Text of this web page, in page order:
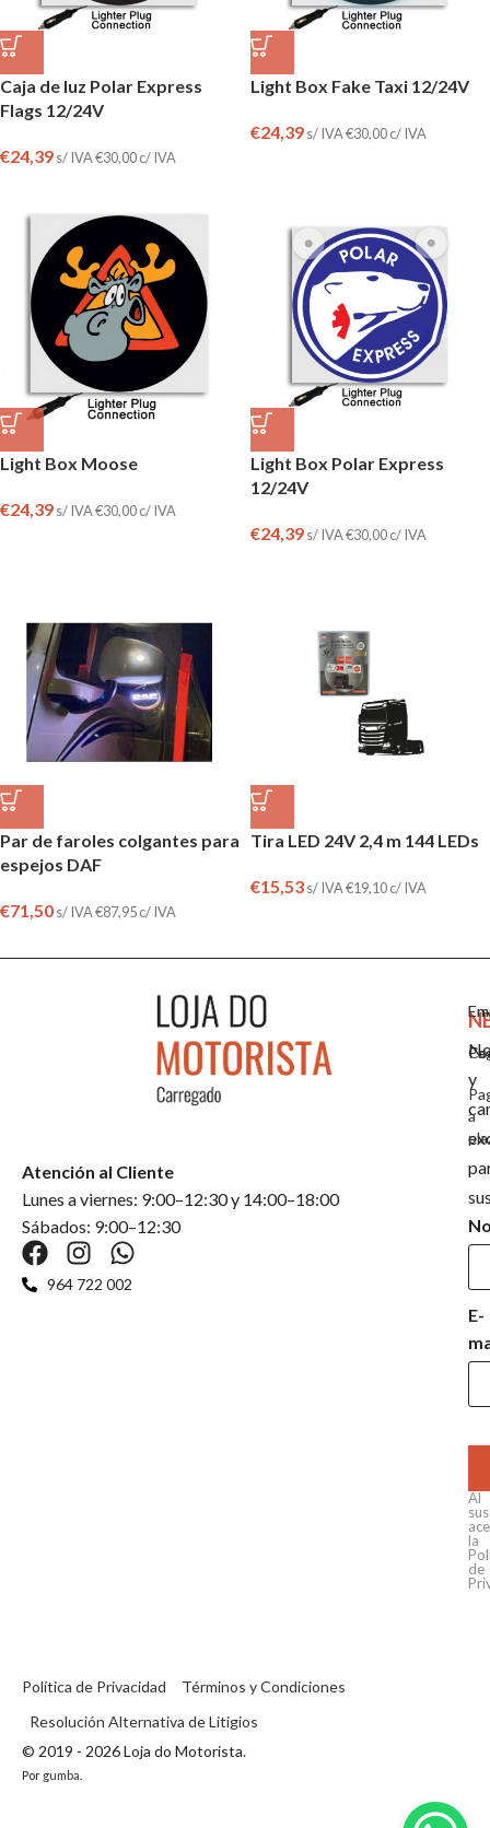
Caja de luz Polar Express
Flags 12/24V
€24,39s/ IVA€30,00c/ IVA
Light Box Fake Taxi 12/24V
€24,39s/ IVA€30,00c/ IVA
Light Box Moose
€24,39s/ IVA€30,00c/ IVA
Light Box Polar Express
12/24V
€24,39s/ IVA€30,00c/ IVA
Par de faroles colgantes para
espejos DAF
€71,50s/ IVA€87,95c/ IVA
Tira LED 24V 2,4 m 144 LEDs
€15,53s/ IVA€19,10c/ IVA
a
Atención al Cliente
Lunes a viernes: 9:00–12:30 y 14:00–18:00
Sábados: 9:00–12:30
964 722 002
y
E-
Al
la
de
© 2019 - 2026 Loja do Motorista.
Por gumba
Política de Privacidad
Términos y Condiciones
Resolución Alternativa de Litigios